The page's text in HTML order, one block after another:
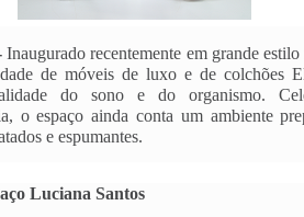
Inaugurado recentemente em grande
de móveis de luxo e de colchões
do sono e do organismo.
o espaço ainda conta um ambiente
e espumantes.
Luciana Santos